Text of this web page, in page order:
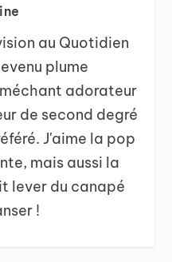
au Quotidien
plume
adorateur
de second degré
J'aime la pop
mais aussi la
lever du canapé
!